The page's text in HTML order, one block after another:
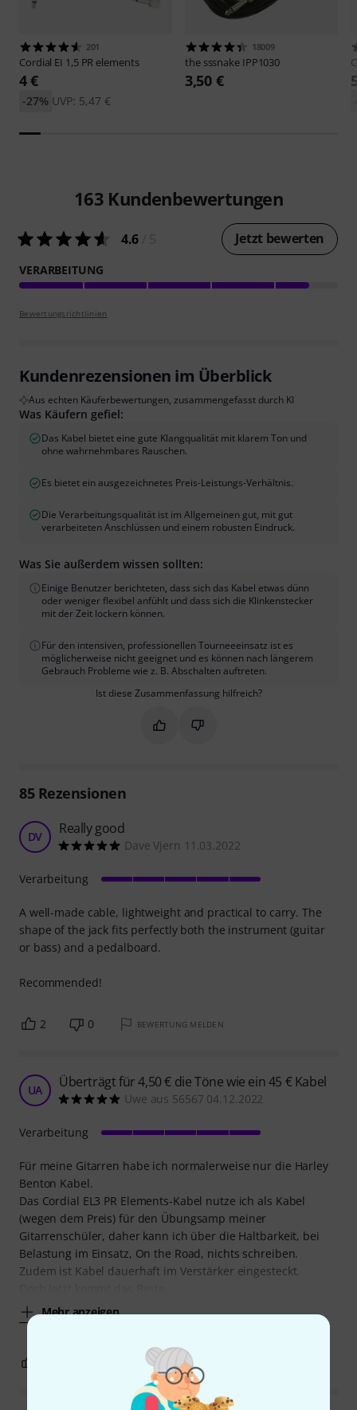
201
Cordial EI 1,5 PR elements
4 €
UVP: 5,47 €
-27%
18009
the sssnake IPP1030
3,50 €
163 Kundenbewertungen
4.6 Jetzt bewerten
VERARBEITUNG
Bewertungsrichtlinien
Kundenrezensionen im Überblick
Aus echten Käuferbewertungen, zusammengefasst durch KI
Was Käufern gefiel:
Das Kabel bietet eine gute Klangqualität mit klarem Ton und
ohne wahrnehmbares Rauschen.
Es bietet ein ausgezeichnetes Preis-Leistungs-Verhältnis.
Die Verarbeitungsqualität ist im Allgemeinen gut, mit gut
verarbeiteten Anschlüssen und einem robusten Eindruck.
Was Sie außerdem wissen sollten:
Einige Benutzer berichteten, dass sich das Kabel etwas dünn
oder weniger flexibel anfühlt und dass sich die Klinkenstecker
mit der Zeit lockern können.
Für den intensiven, professionellen Tourneeeinsatz ist es
möglicherweise nicht geeignet und es können nach längerem
Gebrauch Probleme wie z. B. Abschalten auftreten.
Ist diese Zusammenfassung hilfreich?
Markieren Sie diese
Markieren Sie diese
85Rezensionen
DV Really good
Dave Vjern 11.03.2022
A well-made cable, lightweight and practical to carry. The
shape of the jack fits perfectly both the instrument (guitar
or bass) and a pedalboard.
Recommended!
Verarbeitung
2 0 BEWERTUNG MELDEN
UA Überträgt für 4,50 € die Töne wie ein 45 € Kabel
Uwe aus 56567 04.12.2022
Für meine Gitarren habe ich normalerweise nur die Harley
Benton Kabel.
Das Cordial EL3 PR Elements-Kabel nutze ich als Kabel
(wegen dem Preis) für den Übungsamp meiner
Gitarrenschüler, daher kann ich über die Haltbarkeit, bei
Belastung im Einsatz, On the Road, nichts schreiben.
Zudem ist Kabel dauerhaft im Verstärker eingesteckt.
Mehr anzeigen
Verarbeitung
BEWERTUNG MELDEN